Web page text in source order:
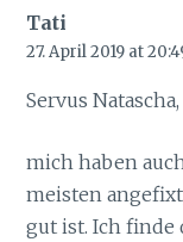
Tati
27. April 2019 at
Servus Natascha,
mich haben
meisten
gut ist. Ich finde